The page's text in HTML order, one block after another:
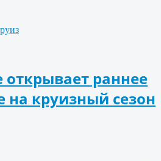
открывает раннее
на круизный сезон